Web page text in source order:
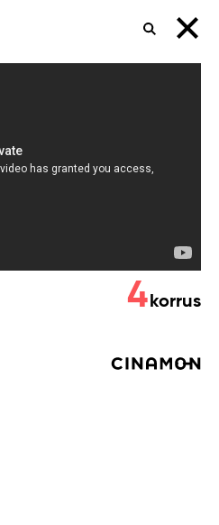
OTSING
4 korrus